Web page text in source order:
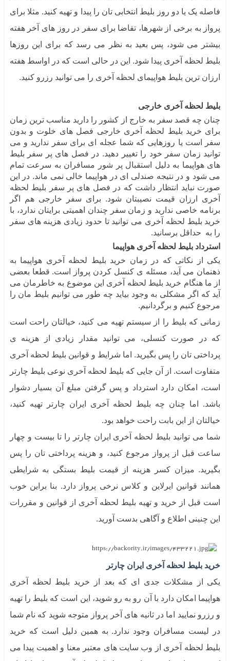
فاصله یک یا دو روز بلیط انتخابی تان را پیدا و تهیه کنید. مثلا برای
پرواز به برخی از شهرها، تقاضا برای سفر در روز های آخر هفته
بیشتر می شود، پس بعید به نظر می رسد که برای این روزها
بلیط لحظه آخری پیدا شود. این در حالی است که در اواسط هفته
ارزان ترین بلیط هواپیمای لحظه آخری را می توانید رزرو کنید.
بلیط لحظه آخری خارجی
چنان چه قصد سفر به خارج از کشور را دارید مناسب ترین زمان
برای خرید بلیط لحظه آخری خارجی فصل های خلوت و بدون
سفر است یا روزهایی که شما عجله ای برای سفر ندارید و می
توانید زمان سفر خود را تغییر دهید. در فصل های پر سفر بلیط
های هواپیما به دلیل استقبال پر شور مسافران به سرعت تمام
می شود و در نتیجه صندلی ای در هواپیما خالی نمی ماند. در این
صورت نباید انتظار داشت که در فصل های پر سفر بلیط لحظه
آخری ارزان قیمت نصیبتان شود. برای سفر خارجی هم اگر
برنامه خاصی ندارید و‌ زمان سفر چندان اهمیتی برایتان ندارد، با
خرید بلیط لحظه آخری می توانید تا حدود زیادی هزینه های سفر
را به حداقل برسانید.
استرداد بلیط لحظه آخری هواپیما
یکی از نکاتی که در زمان خرید بلیط لحظه آخری هواپیما به
ذهنمان می آید، مسئله ی کنسل کردن پرواز است. قطعا بعضی
از ما هنگام خرید بلیط لحظه آخری این موضوع به خاطرمان می
آید که اگر مشکلی به وجود بیاید چه طور می توانیم بلیط مان را
مرجوع کنیم و برگردانیم.
زمانی که بلیط را از سیستم تهیه می کنید، خیالتان راحت است
که در صورت کنسلی، می توانید مقدار زیادی از هزینه ی
پرداختی تان را پس بگیرید. اما شرایط و قوانین بلیط لحظه آخری
متفاوت است. از آن جایی که بلیط لحظه آخری نوعی بلیط چارتر
است، امکان دارد استرداد و پس گرفتن مبلغ آن بسیار دشوار
باشد. اما چنان چه بلیط لحظه آخری ایران چارتر تهیه کنید،
خیالتان از این بابت راحت خواهد بود.
شما می توانید بلیط لحظه آخری ایران چارتر را تا بیست و چهار
ساعت قبل از پرواز مرجوع کنید، و هزینه پرداختی تان را پس
بگیرید. میزان کسر هزینه از قیمت بلیط بستگی به شرایطی
همانند قوانین ایرلاین و کلاس نرخی پرواز دارد. بنا براین خوب
است قبل از خرید و تهیه بلیط لحظه آخری از قوانین و مقررات
این چنینی اطلاع و آگاهی بدست آورید.
خرید بلیط لحظه آخری ایران چارتر
یکی از مشکلات جدی ای که بعد از خرید بلیط لحظه آخری
هواپیما امکان دارد با آن رو به رو شوید، این است که بلیط را تهیه
و رزرو نمایید اما در ثانیه های آخر پرواز متوجه شوید که نام شما
در لیست مسافران وجود ندارد. به همین دلیل است که خرید
بلیط لحظه آخری از وب سایت های معتبر معنا و اهمیت پیدا می